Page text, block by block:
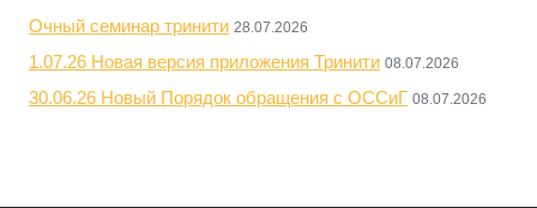
Очный семинар тринити 28.07.2026
1.07.26 Новая версия приложения Тринити 08.07.2026
30.06.26 Новый Порядок обращения с ОССиГ 08.07.2026